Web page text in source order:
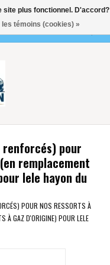
0 Articles - €0,00
pour
remplacement
lele hayon du
POUR NOS RESSORTS À
À GAZ D'ORIGINE) POUR LELE
site plus fonctionnel. D'accord?
témoins (cookies) »